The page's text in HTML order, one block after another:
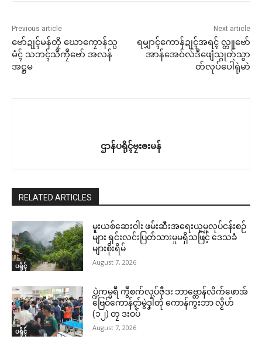
Previous article
ဗော်ဍုၚ်မန်တၟိ ဃောကၠောန်သ္ပ
မံၚ် သဘၚ်သဳကၠဳဗော် အလန်
အဋ္ဌမ
Next article
ရမျှာၚ်ကောန်ဍုၚ်အရၚ် လ္တူဗော်
အာန်အေဝ်လ်ဒဳဖျေံသ္ဂုတ်သွာ
တ်လုပ်ပေါဲရုဲမာဲ
ဌာန်ပရိုၚ်ဗၠးၜးမန်
RELATED ARTICLES
ပရိုၚ်
မူးယစ်ဆေးဝါး ဖမ်းဆီးအရေးယူမှုလုပ်ငန်းစဉ်
များ ရှင်းလင်းပြတ်သားမှုမရှိသဖြင့် ဒေသခံ
များစိုးရိမ်
August 7, 2026
ပရိုၚ်
ပ္ဍဲကမ္မရဳ ကွဳစက်လုပ်ဇီုဒး ဘာဗ္တောန်လိက်ဖောအ်
ဗြေဝ်ကောန်ၚာ်မွဲဒၞါဲတုဲ ကောန်ကွးဘာ လၟိဟ်
(၁၂) တၠ ဒးဝပ်
August 7, 2026